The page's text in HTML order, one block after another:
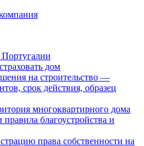
дом
на строительство —
срок действия, образец
многоквартирного дома
благоустройства и
права собственности на